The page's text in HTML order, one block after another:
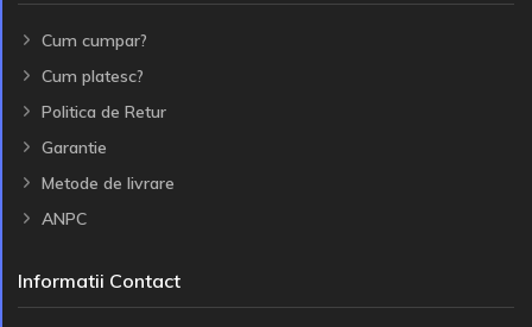
Cum cumpar?
Cum platesc?
Politica de Retur
Garantie
Metode de livrare
ANPC
Informatii Contact